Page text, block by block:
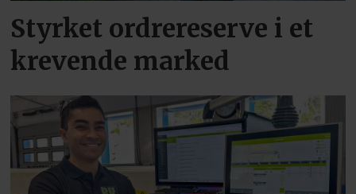
Styrket ordrereserve i et
krevende marked